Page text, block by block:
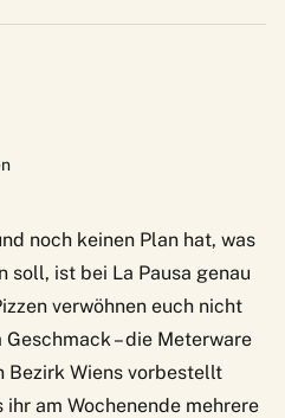
noch keinen Plan hat, was
soll, ist bei La Pausa genau
verwöhnen euch nicht
– die Meterware
Bezirk Wiens vorbestellt
am Wochenende mehrere